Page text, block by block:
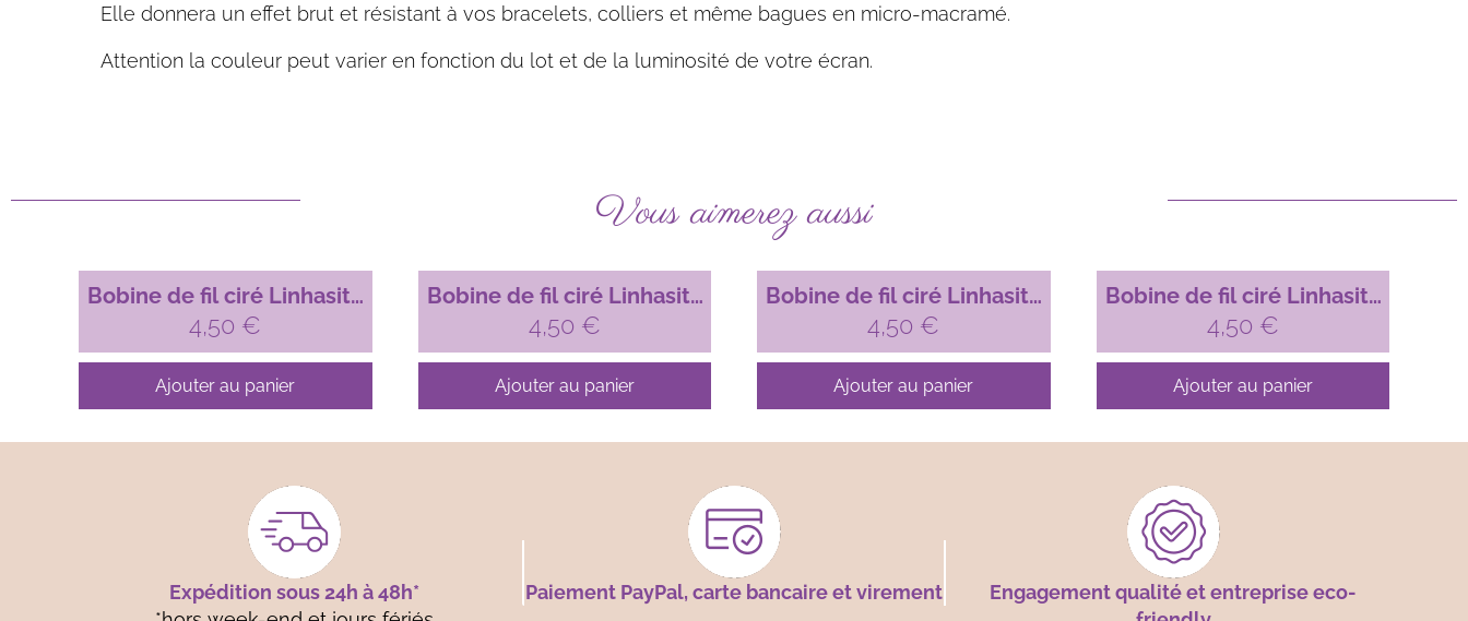
Elle donnera un effet brut et résistant à vos bracelets, colliers et même bagues en micro-macramé.
Attention la couleur peut varier en fonction du lot et de la luminosité de votre écran.
Vous aimerez aussi
Bobine de fil ciré Linhasita
pour micro-macramé, 1mm
Mauve glycine (69)
4,50 €
Ajouter au panier
Bobine de fil ciré Linhasita
pour micro-macramé, 1mm
Rose Marie-Antoinette (629)
4,50 €
Ajouter au panier
Bobine de fil ciré Linhasita
pour micro-macramé, 1mm
Bleu orage (361)
4,50 €
Ajouter au panier
Bobine de fil ciré Linhasita
pour micro-macramé, 1mm
Vert amande (90)
4,50 €
Ajouter au panier
Expédition sous 24h à 48h*
Paiement PayPal, carte bancaire et virement
Engagement qualité et entreprise eco-